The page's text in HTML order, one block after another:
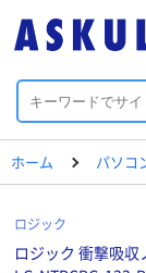
ホーム パソコ
ロジック
ロジック 衝撃吸